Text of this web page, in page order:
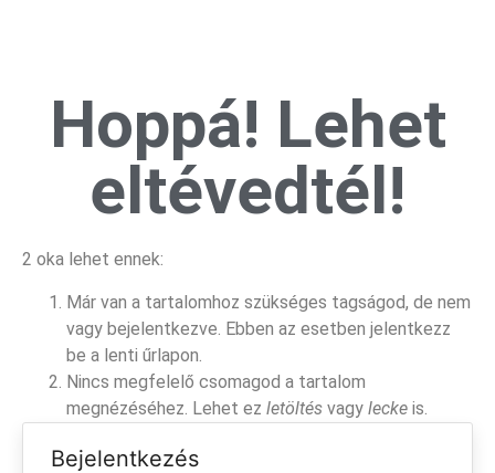
Hoppá! Lehet
eltévedtél!
2 oka lehet ennek:
Már van a tartalomhoz szükséges tagságod, de nem
vagy bejelentkezve. Ebben az esetben jelentkezz
be a lenti űrlapon.
Nincs megfelelő csomagod a tartalom
megnézéséhez. Lehet ez letöltés vagy lecke is.
Bejelentkezés